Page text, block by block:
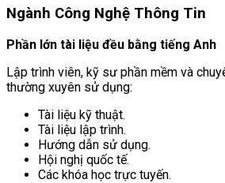
Ngành Công Nghệ Thông Tin
Phần lớn tài liệu đều bằng tiếng Anh
Lập trình viên, kỹ sư phần mềm và
thường xuyên sử dụng:
Tài liệu kỹ thuật.
Tài liệu lập trình.
Hướng dẫn sử dụng.
Hội nghị quốc tế.
Các khóa học trực tuyến.